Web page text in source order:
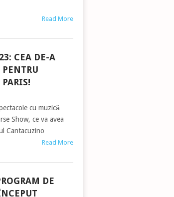
Read More
CEA DE-A
cu muzică
Show, ce va avea
Cantacuzino
Read More
DE